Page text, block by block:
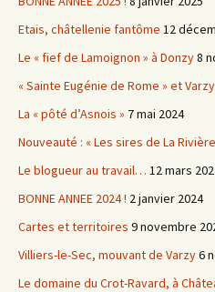
Etais, châtellenie fantôme 12
Le « fief de Lamoignon » à Donzy8
« Sainte Eugénie de Rome » et Varzy
La « pôté d’Asnois » 7 mai 2024
Nouveauté : « Les sires de La
Le blogueur au travail… 12 mars
BONNE ANNEE 2024 ! 2 janvier 2024
Cartes et territoires 9 novembre
Villiers-le-Sec, mouvant de Varzy6
Le domaine du Crot-Ravard, à